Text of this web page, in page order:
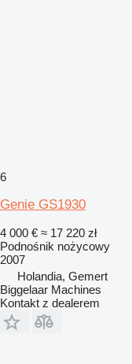
6
Genie GS1930
4 000 € ≈ 17 220 zł
Podnośnik nożycowy
2007
Holandia, Gemert
Biggelaar Machines
Kontakt z dealerem